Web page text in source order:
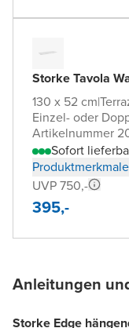
Storke Tavola
130 x 52 cm|
Einzel- oder
Artikelnummer
Sofort
Produktmerkmale
UVP 750,-
395,-
Anleitungen
Storke Edge